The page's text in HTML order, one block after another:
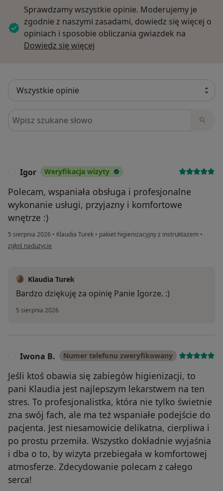
Sprawdzamy wszystkie opinie. Moderujemy je
zgodnie z naszymi zasadami, dowiedz się więcej o
opiniach i sposobie obliczania gwiazdek na
Dowiedz się więcej
Szukaj w opiniach
Igor Weryfikacja wizyty
Polecam, wspaniała obsługa i profesjonalne
wykonanie usługi, przyjazny i komfortowe
wnętrze :)
5 sierpnia 2026 • Klaudia Turek • pakiet higienizacyjny z instruktażem •
w opinii użytkownika Igor
zgłoś nadużycie
Klaudia Turek
Bardzo dziękuję za opinię Panie Igorze. :)
5 sierpnia 2026
Iwona B. Numer telefonu zweryfikowany
Jeśli ktoś obawia się zabiegów higienizacji, to
pani Klaudia jest najlepszym lekarstwem na ten
stres. To profesjonalistka, która nie tylko świetnie
zna swój fach, ale ma też wspaniałe podejście do
pacjenta. Jest niesamowicie delikatna, cierpliwa i
po prostu przemiła. Wszystko dokładnie wyjaśnia
i dba o to, by wizyta przebiegała w komfortowej
atmosferze. Zdecydowanie polecam z całego
serca!